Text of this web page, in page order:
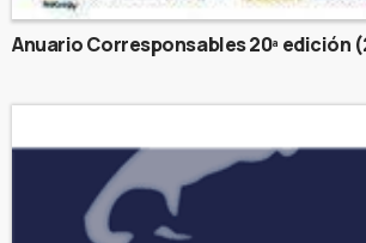
Anuario Corresponsables 20ª edición